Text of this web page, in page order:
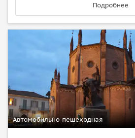
Подробнее
Автомобильно-пешеходная